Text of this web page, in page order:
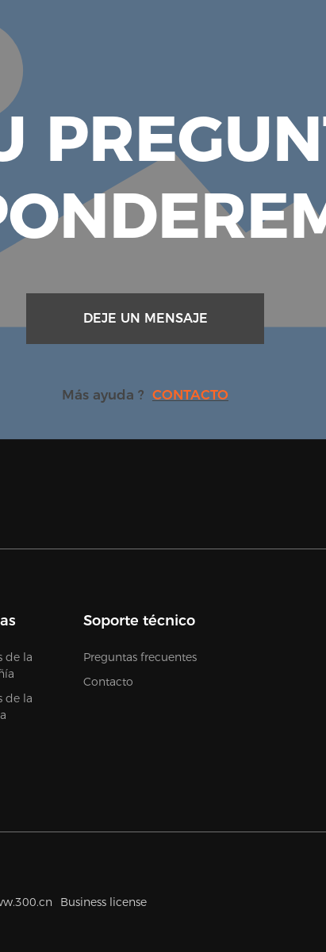
DEJE UN MENSAJE
Más ayuda ? CONTACTO
de la
de la
Soporte técnico
Preguntas frecuentes
Contacto
Business license